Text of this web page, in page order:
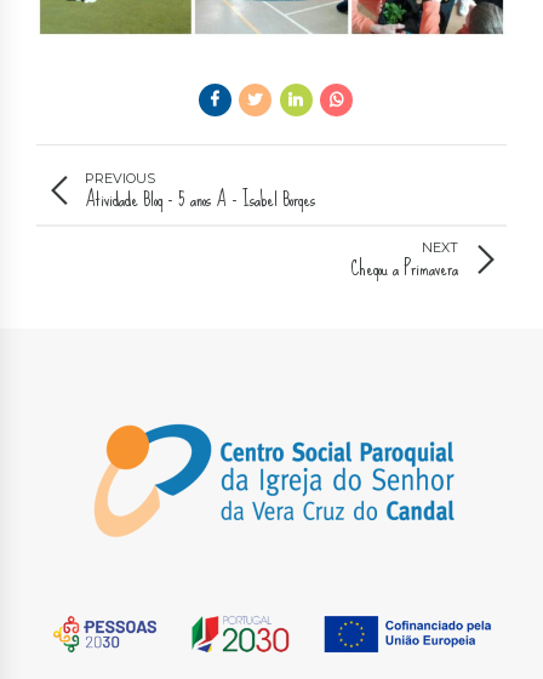
PREVIOUS
Atividade Blog - 5 anos A - Isabel Borges
NEXT
Chegou a Primavera